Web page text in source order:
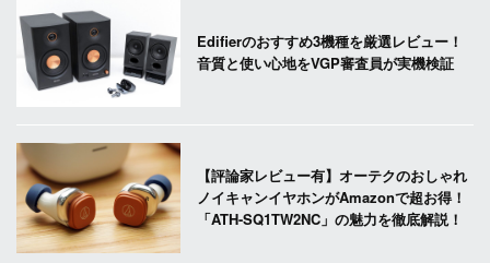
Edifierのおすすめ3機種を厳選レビュー！
音質と使い心地をVGP審査員が実機検証
【評論家レビュー有】オーテクのおしゃれ
ノイキャンイヤホンがAmazonで超お得！
「ATH-SQ1TW2NC」の魅力を徹底解説！